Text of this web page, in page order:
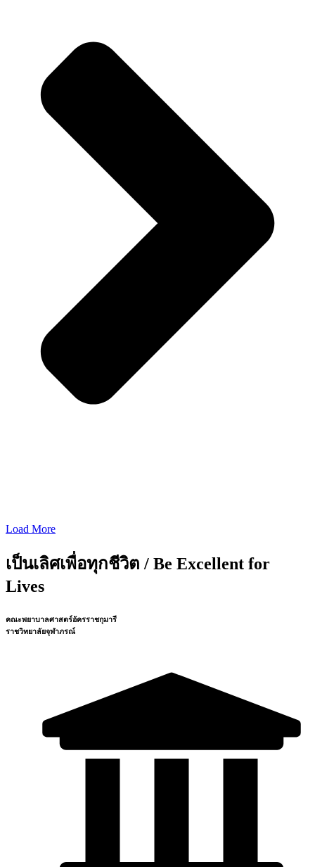
Load More
เป็นเลิศเพื่อทุกชีวิต / Be Excellent for
Lives
คณะพยาบาลศาสตร์อัครราชกุมารี
ราชวิทยาลัยจุฬาภรณ์